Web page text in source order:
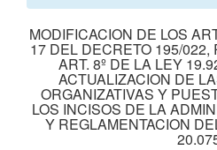
MODIFICACION DE LOS
17 DEL DECRETO 195/022,
ART. 8º DE LA LEY
ACTUALIZACION DE
ORGANIZATIVAS Y
LOS INCISOS DE LA
Y REGLAMENTACION